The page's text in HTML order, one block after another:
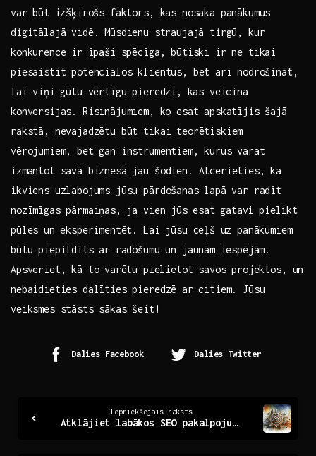
var‌ būt ⁤izšķirošs faktors, kas nosaka panākumus
digitālajā vidē. Mūsdienu ⁤straujajā tirgū, kur
konkurence⁢ ir īpaši ‍spēcīga, ‍būtiski ir​ ne tikai
piesaistīt‌ potenciālos klientus, bet ⁤arī‌ nodrošināt,
lai‍ viņi ⁤gūtu vērtīgu pieredzi,⁣ kas veicina
konversijas. Risinājumiem, ⁢ko esat apskatījis šajā⁣
rakstā, nevajadzētu būt tikai ‍teorētiskiem
vērojumiem, bet gan instrumentiem,​ kurus varat
izmantot savā biznesā jau šodien. Atcerieties, ka
ikviens uzlabojums jūsu pārdošanas lapā ⁢var ‌radīt
nozīmīgas pārmaiņas, ⁣ja vien ⁢jūs⁣ esat ⁣gatavi ⁢pielikt
pūles⁣ un eksperimentēt. Lai ‍jūsu ceļš ⁢uz panākumiem
būtu‍ piepildīts⁣ ar radošumu un jaunām⁣ iespējām.
Apsveriet,‍ kā to ⁣varētu ⁣pielietot savos​ projektos,‍ un
nebaidieties dalīties pieredzē⁣ ar citiem. Jūsu
veiksmes‌ stāsts⁢ sākas šeit!
Dalies Facebook Dalies Twitter
Reading
Iepriekšējais raksts
Atklājiet labākos SEO pakalpojumus Rīgā jūsu biznesam